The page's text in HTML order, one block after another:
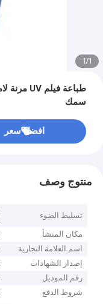
1
/
1
سمك
افضل سعر
منتوج وصف
تسليط الضوء
مكان المنشأ
اسم العلامة التجارية
إصدار الشهادات
رقم الموديل
شروط الدفع